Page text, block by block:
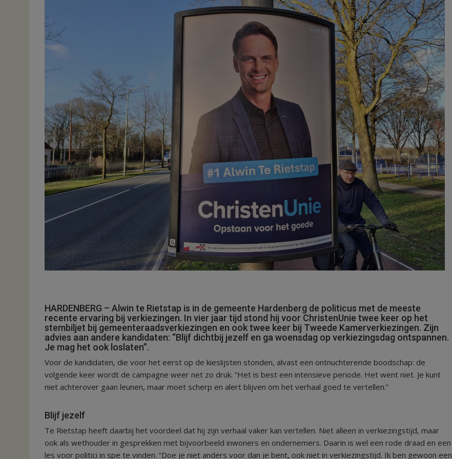
HARDENBERG – Alwin te Rietstap is in de gemeente Hardenberg de politicus met de meeste
recente ervaring bij verkiezingen. In vier jaar tijd stond hij voor ChristenUnie twee keer op het
stembiljet bij gemeenteraadsverkiezingen en ook twee keer bij Tweede Kamerverkiezingen. Zijn
advies aan andere kandidaten: “Blijf dichtbij jezelf en ga woensdag op verkiezingsdag ontspannen.
Je mag het ook loslaten”.
Voor de kandidaten, die voor het eerst op de kieslijsten stonden, alvast een ontnuchterende boodschap: de
volgende keer wordt de campagne weer net zo druk. “Het is best een intensieve periode. Het went niet. Je kunt
niet achterover gaan leunen, maar moet scherp en alert blijven om het verhaal goed te vertellen.”
Blijf jezelf
Te Rietstap heeft daarbij het voordeel dat hij zijn verhaal vaker kan vertellen. Niet alleen in verkiezingstijd, maar
ook als wethouder in gesprekken met bijvoorbeeld inwoners en ondernemers. Daarin is wel een rode draad en een
les voor politici in spe te vinden. “Doe je niet anders voor dan je bent, ook niet in verkiezingstijd. Ik ben gewoon een